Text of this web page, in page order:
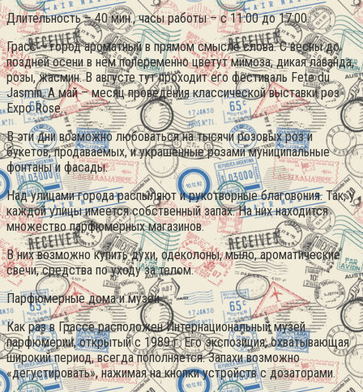
Длительность – 40 мин., часы работы – с 11:00 до 17:00.
Грасс – город ароматный в прямом смысле слова. С весны до
поздней осени в нём попеременно цветут мимоза, дикая лаванда,
розы, жасмин. В августе тут проходит его фестиваль Fete du
Jasmin. А май – месяц проведения классической выставки роз
Expo Rose.
В эти дни возможно любоваться на тысячи розовых роз и
букетов, продаваемых, и украшенные розами муниципальные
фонтаны и фасады.
Над улицами города распыляют и рукотворные благовония. Так, у
каждой улицы имеется собственный запах. На них находится
множество парфюмерных магазинов.
В них возможно купить духи, одеколоны, мыло, ароматические
свечи, средства по уходу за телом.
Парфюмерные дома и музеи
Как раз в Грассе расположен Интернациональный музей
парфюмерии, открытый с 1989 г. Его экспозиция, охватывающая
широкий период, всегда пополняется. Запахи возможно
«дегустировать», нажимая на кнопки устройств с дозаторами.